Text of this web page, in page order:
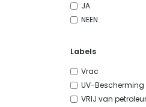
JA
NEEN
Labels
Vrac
UV-
VRIJ van